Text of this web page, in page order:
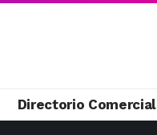
Directorio Comercial